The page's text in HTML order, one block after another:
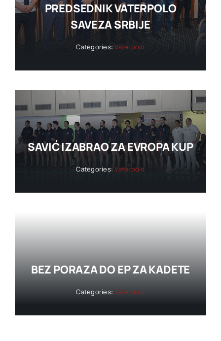
PREDSEDNIK VATERPOLO
SAVEZA SRBIJE
Categories:Vaterpolo
SAVIĆ IZABRAO ZA EVROPA KUP
Categories:Vaterpolo
BEZ PORAZA DO EP ZA KADETE
Categories:Vaterpolo